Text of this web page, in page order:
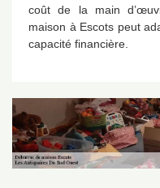
coût de la main
maison à Escots peut
capacité financière.